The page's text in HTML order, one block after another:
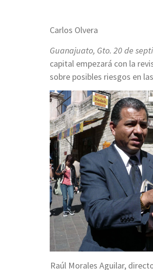
Carlos Olvera
Guanajuato, Gto. 20 de
capital empezará con la
sobre posibles riesgos en
Raúl Morales Aguilar,